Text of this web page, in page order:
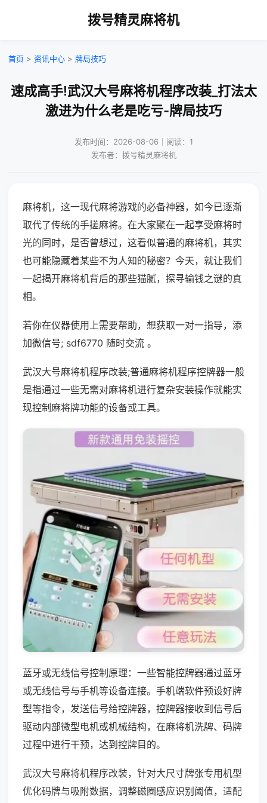
拨号精灵麻将机
首页 > 资讯中心 > 牌局技巧
速成高手!武汉大号麻将机程序改装_打法太
激进为什么老是吃亏-牌局技巧
发布时间：2026-08-06｜阅读：1
发布者：拨号精灵麻将机
麻将机，这一现代麻将游戏的必备神器，如今已逐渐
取代了传统的手搓麻将。在大家聚在一起享受麻将时
光的同时，是否曾想过，这看似普通的麻将机，其实
也可能隐藏着某些不为人知的秘密？今天，就让我们
一起揭开麻将机背后的那些猫腻，探寻输钱之谜的真
相。
若你在仪器使用上需要帮助，想获取一对一指导，添
加微信号; sdf6770 随时交流 。
武汉大号麻将机程序改装;普通麻将机程序控牌器一般
是指通过一些无需对麻将机进行复杂安装操作就能实
现控制麻将牌功能的设备或工具。
蓝牙或无线信号控制原理：一些智能控牌器通过蓝牙
或无线信号与手机等设备连接。手机端软件预设好牌
型等指令，发送信号给控牌器，控牌器接收到信号后
驱动内部微型电机或机械结构，在麻将机洗牌、码牌
过程中进行干预，达到控牌目的。
武汉大号麻将机程序改装，针对大尺寸牌张专用机型
优化码牌与吸附数据，调整磁圈感应识别阈值，适配